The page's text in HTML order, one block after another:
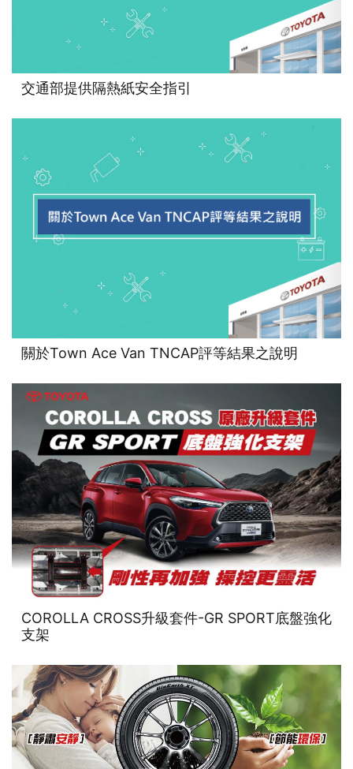
交通部提供隔熱紙安全指引
關於Town Ace Van TNCAP評等結果之說明
COROLLA CROSS升級套件-GR SPORT底盤強化
支架